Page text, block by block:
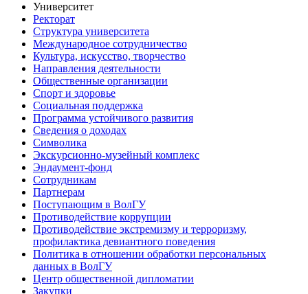
Университет
Ректорат
Структура университета
Международное сотрудничество
Культура, искусство, творчество
Направления деятельности
Общественные организации
Спорт и здоровье
Социальная поддержка
Программа устойчивого развития
Сведения о доходах
Символика
Экскурсионно-музейный комплекс
Эндаумент-фонд
Сотрудникам
Партнерам
Поступающим в ВолГУ
Противодействие коррупции
Противодействие экстремизму и терроризму,
профилактика девиантного поведения
Политика в отношении обработки персональных
данных в ВолГУ
Центр общественной дипломатии
Закупки